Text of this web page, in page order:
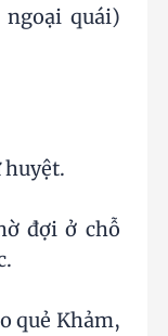
quái)
huyệt.
đợi ở chỗ
quẻ Khảm,